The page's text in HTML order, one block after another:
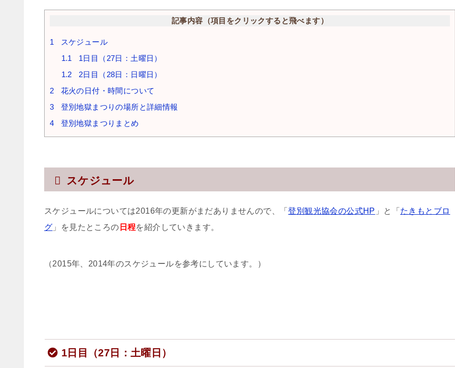
記事内容（項目をクリックすると飛べます）
1 スケジュール
1.1
1日目（27日：土曜日）
1.2 2日目（28日：日曜日）
2 花火の日付・時間について
3 登別地獄まつりの場所と詳細情報
4 登別地獄まつりまとめ
スケジュール
スケジュールについては2016年の更新がまだありませんので、「登別観光協会の公式HP 」と「 たきもとブロ
グ 」を見たところの 日程を紹介していきます。
（2015年、2014年のスケジュールを参考にしています。）
1日目（27日：土曜日）